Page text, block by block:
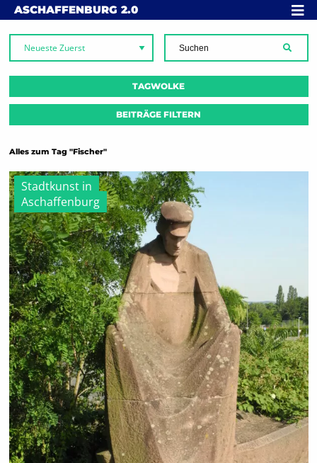
Skip to content
ASCHAFFENBURG 2.0 MENÜ
TAGWOLKE
BEITRÄGE FILTERN
Alles zum Tag "Fischer"
Stadtkunst in
Aschaffenburg